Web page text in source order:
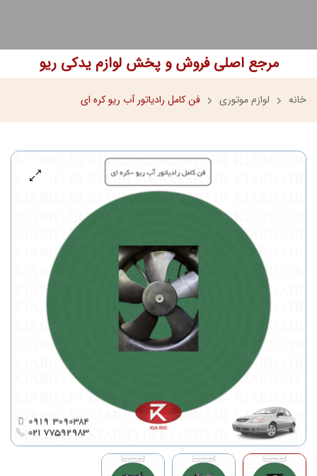
مرجع اصلی فروش و پخش لوازم یدکی ریو
خانه لوازم موتوری فن کامل رادیاتور آب ریو کره ای